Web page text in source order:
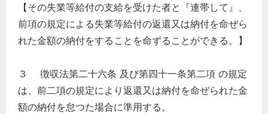
【その失業等給付の支給を受けた者と『連帯して』、
前項の規定による失業等給付の返還又は納付を命ぜら
れた金額の納付をすることを命ずることができる。】
３ 徴収法第二十六条 及び第四十一条第二項 の規定
は、前二項の規定により返還又は納付を命ぜられた金
額の納付を怠つた場合に準用する。